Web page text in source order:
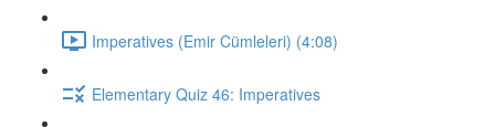
Imperatives (Emir Cümleleri) (4:08)
Elementary Quiz 46: Imperatives